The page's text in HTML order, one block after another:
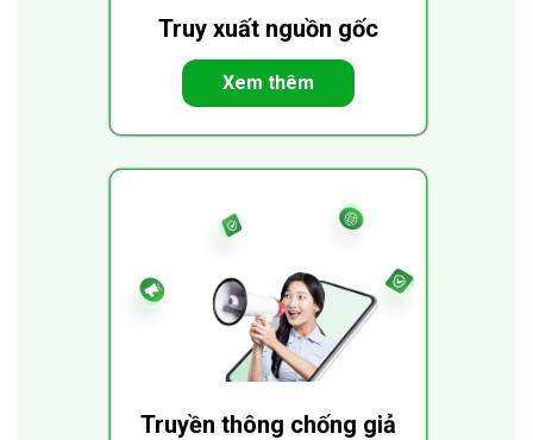
Truyền thông chống giả
Xem thêm
Truy xuất nguồn gốc